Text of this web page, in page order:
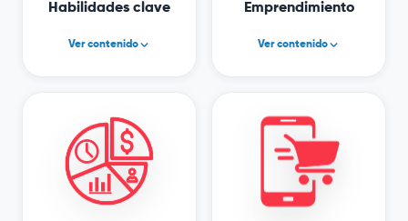
Habilidades clave
Ver contenido
emocional y
estratégica
Visión personal clara,
alineada con el
emprendimiento
Emprendimiento
Ver contenido